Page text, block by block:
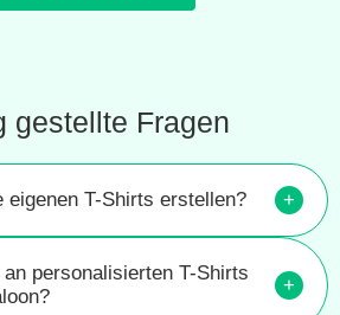
gestellte Fragen
eigenen T-Shirts erstellen? +
personalisierten T-Shirts
+